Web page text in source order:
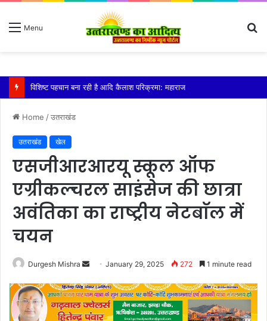
Menu
तेज बारिश से धर्मनगरी हरिद्वार हुई पानी-पानी
Home /उतराखंड
उतराखंड खेल
एसजीआरआरयू स्कूल ऑफ
एग्रीकल्चरल साइंसेज की छात्रा
अवंतिका का राष्ट्रीय नेटबाॅल में
चयन
Durgesh Mishra
Send
email
January 29, 2025 272 1 minute read